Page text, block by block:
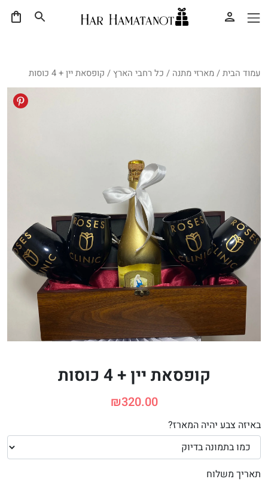
עמוד הבית/מארזי מתנה / כל רחבי הארץ/ קופסאת יין + 4 כוסות
קופסאת יין + 4 כוסות
₪320.00
באיזה צבע יהיה המארז?
תאריך משלוח